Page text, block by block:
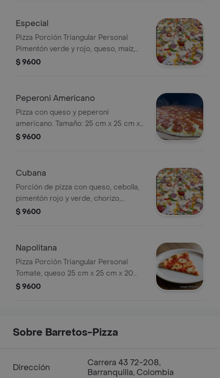
Especial
Pizza Porción Triangular Personal
Pimentón verde y rojo, queso, maíz,
pollo, champiñón, chorizo, butifarra,
$ 9600
Peperoni Americano
Pizza con queso y peperoni
americano. Tamaño: 25 cm x 25 cm x
20 cm.
$ 9600
Cubana
Porción de pizza con queso, cebolla,
pimentón rojo y verde, chorizo,
butifarra, pollo, piña, uvas pasas,
$ 9600
Napolitana
Pizza Porción Triangular Personal
Tomate, queso 25 cm x 25 cm x 20
cm 1 porción
$ 9600
Sobre Barretos-Pizza
Dirección
Carrera 43 72-208,
Barranquilla, Colombia